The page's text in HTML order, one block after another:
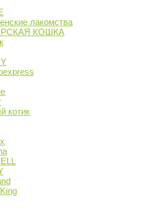
лакомства
КОШКА
котик